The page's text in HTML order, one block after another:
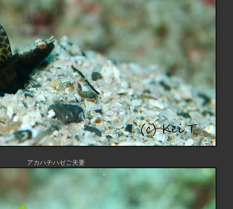
アカハチハゼご夫妻